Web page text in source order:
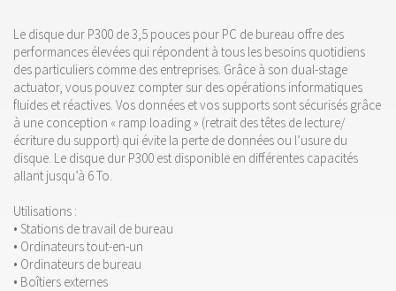
Le disque dur P300 de 3,5 pouces pour PC de bureau offre des
performances élevées qui répondent à tous les besoins quotidiens
des particuliers comme des entreprises. Grâce à son dual-stage
actuator, vous pouvez compter sur des opérations informatiques
fluides et réactives. Vos données et vos supports sont sécurisés grâce
à une conception « ramp loading » (retrait des têtes de lecture/
écriture du support) qui évite la perte de données ou l’usure du
disque. Le disque dur P300 est disponible en différentes capacités
allant jusqu’à 6 To.
Utilisations :
• Stations de travail de bureau
• Ordinateurs tout-en-un
• Ordinateurs de bureau
• Boîtiers externes